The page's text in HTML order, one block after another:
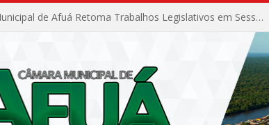
Câmara Municipal de Afuá Retoma Trabalhos Legislativos em Sessão Ordinária